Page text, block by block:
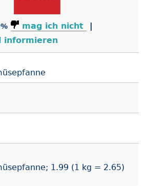
mag ich nicht
informieren
1.99 (1 kg = 2.65)